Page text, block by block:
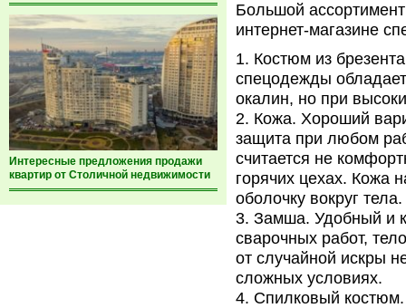
Интересные предложения продажи
квартир от Столичной недвижимости
Большой
интернет-магазине
Костюм из
спецодежды
окалин, но при
Кожа. Хороший
защита при любом
считается не
горячих цехах. Кожа
оболочку вокруг тела.
Замша. Удобный и
сварочных работ,
от случайной искры
сложных условиях.
Спилковый